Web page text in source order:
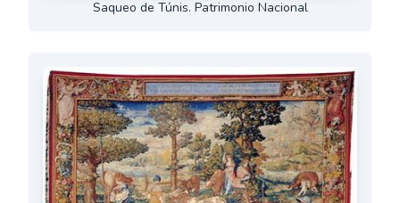
Saqueo de Túnis. Patrimonio Nacional